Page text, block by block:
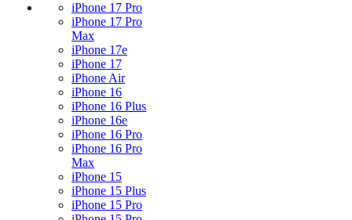
iPhone 17 Pro
iPhone 17 Pro
Max
iPhone 17e
iPhone 17
iPhone Air
iPhone 16
iPhone 16 Plus
iPhone 16e
iPhone 16 Pro
iPhone 16 Pro
Max
iPhone 15
iPhone 15 Plus
iPhone 15 Pro